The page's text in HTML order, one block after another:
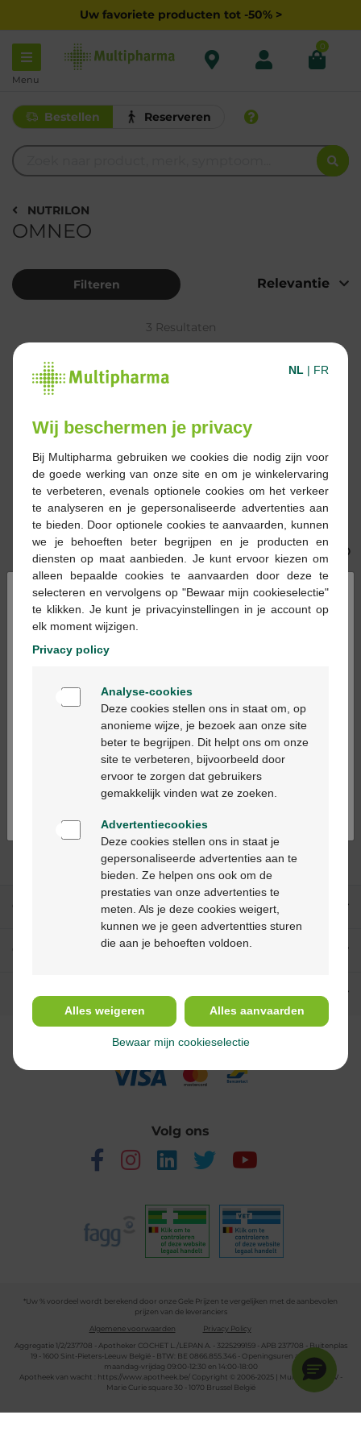
Uw favoriete producten tot -50% >
Menu
0
Bestellen Reserveren
NUTRILON
OMNEO
Filteren
3 Resultaten
Nutrilon Omneo 2
Krampen, kolieken,
moeizame ontlasting
en constipatie Baby 6-
12 maanden Babymelk
in Poeder voor
Flesvoeding Blik 800gr
Nutrilon Omneo 1
Krampen, kolieken,
moeizame ontlasting
en constipatie Baby 0-
6 maanden 800gr
€ 4,62
Nutrilon Omneo 1
Krampen, kolieken,
moeizame ontlasting
en constipatie 0-6
5x23gr
Onze diensten
Over Multipharma
Hulp & contact
Betaalmethodes
Volg ons
*Uw % voordeel wordt berekend door onze Gele Prijzen te vergelijken met de aanbevolen
prijzen van de leveranciers
Algemene voorwaarden
Privacy Policy
Aggregatie 1/2/237708 - Apotheker COCHET L./LEPAN A. - 3225299159 - APB 237708 - Buitenplas
19 - 1600 Sint-Pieters-Leeuw België - BTW: BE 0866.855.346 - Openingsuren apotheek:
maandag-vrijdag 09:00-12:30 en 14:00-18:00
Apotheek van wacht :
https://www.apotheek.be/Copyright © 2006-2025 | Multipharma CV -
Marie Curie square 30 - 1070 Brussel België
×
Bienvenue
Ga verder in het nederlands
Continuez en français
NL | FR
Wij beschermen je privacy
Bij Multipharma gebruiken we cookies die nodig zijn voor
de goede werking van onze site en om je winkelervaring
te verbeteren, evenals optionele cookies om het verkeer
te analyseren en je gepersonaliseerde advertenties aan
te bieden. Door optionele cookies te aanvaarden, kunnen
we je behoeften beter begrijpen en je producten en
diensten op maat aanbieden. Je kunt ervoor kiezen om
alleen bepaalde cookies te aanvaarden door deze te
selecteren en vervolgens op "Bewaar mijn cookieselectie"
te klikken. Je kunt je privacyinstellingen in je account op
elk moment wijzigen.
Privacy policy
Analyse-cookies
Deze cookies stellen ons in staat om, op
anonieme wijze, je bezoek aan onze site
beter te begrijpen. Dit helpt ons om onze
site te verbeteren, bijvoorbeeld door
ervoor te zorgen dat gebruikers
gemakkelijk vinden wat ze zoeken.
Advertentiecookies
Deze cookies stellen ons in staat je
gepersonaliseerde advertenties aan te
bieden. Ze helpen ons ook om de
prestaties van onze advertenties te
meten. Als je deze cookies weigert,
kunnen we je geen advertentties sturen
die aan je behoeften voldoen.
Alles weigeren Alles aanvaarden
Bewaar mijn cookieselectie